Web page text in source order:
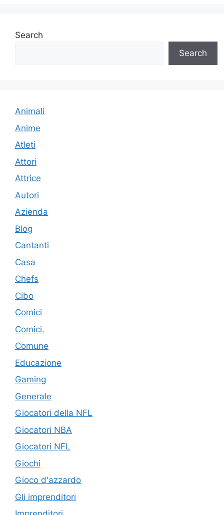
Search
Search
Animali
Anime
Atleti
Attori
Attrice
Autori
Azienda
Blog
Cantanti
Casa
Chefs
Cibo
Comici
Comici.
Comune
Educazione
Gaming
Generale
Giocatori della NFL
Giocatori NBA
Giocatori NFL
Giochi
Gioco d'azzardo
Gli imprenditori